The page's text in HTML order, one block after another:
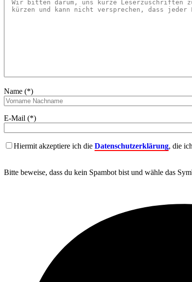
Name (*)
E-Mail (*)
Hiermit akzeptiere ich die Datenschutzerklärung, die
Bitte beweise, dass du kein Spambot bist und wähle das